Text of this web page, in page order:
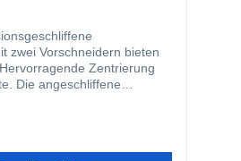
zwei Vorschneidern bieten
Zentrierung
Die angeschliffene
Harthölzer wie Bangkirai
wie Ficht und Tanne.